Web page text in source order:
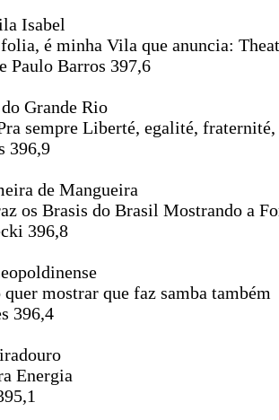
Isabel
é minha Vila que anuncia:
Paulo Barros 397,6
Grande Rio
sempre Liberté, egalité,
396,9
de Mangueira
os Brasis do Brasil Mostrando a
396,8
mostrar que faz samba também
396,4
Energia